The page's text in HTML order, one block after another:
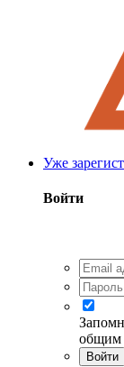
Уже
Войти
общим
Войти